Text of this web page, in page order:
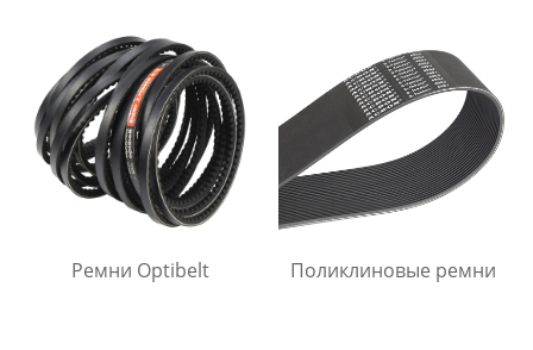
Ремни Optibelt Поликлиновые ремни